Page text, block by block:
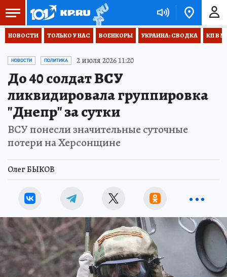
НОВОСТИ ТОЛЬКО У НАС ВОЕНКОРЫ УКРАИНА: СВОДКА КП В
НОВОСТИ ПОЛИТИКА 2 июля 2026 11:20
До 40 солдат ВСУ
ликвидировала группировка
"Днепр" за сутки
ВСУ понесли значительные суточные
потери на Херсонщине
Олег БЫКОВ